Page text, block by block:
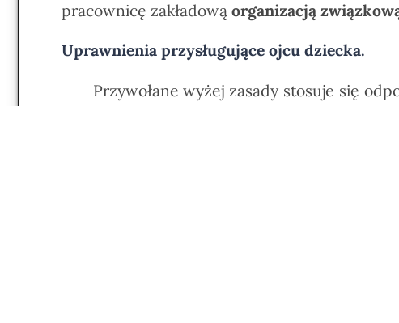
pracownicę zakładową organizacją
Uprawnienia przysługujące ojcu dziecka.
Przywołane wyżej zasady stosuje się